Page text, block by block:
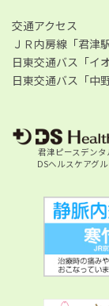
交通アクセス
ＪＲ内房線「君津
日東交通バス「イ
日東交通バス「中
君津ピースデン
DSヘルスケアグ